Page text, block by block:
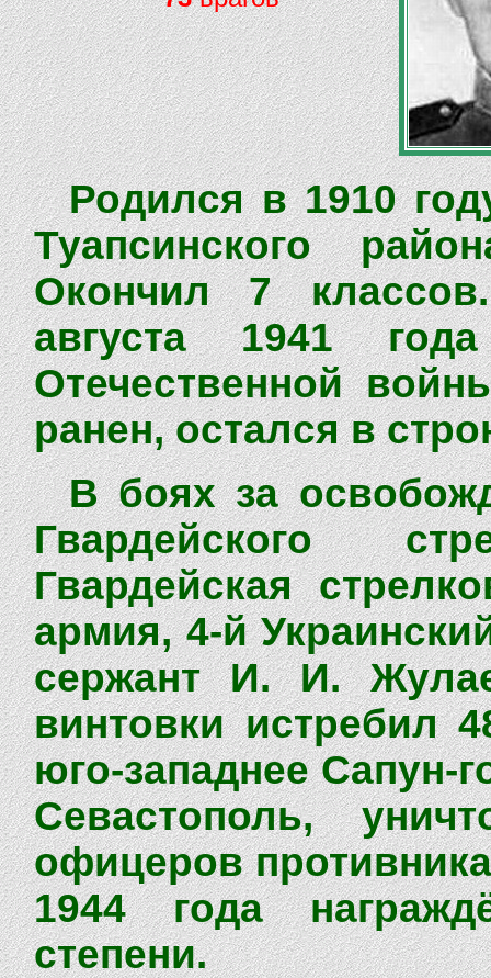
Родился в 1910
Туапсинского
Окончил 7
августа 1941
Отечественной
ранен, остался в
В боях за
Гвардейского
Гвардейская
армия, 4-й
сержант И. И.
винтовки истребил
юго-западнее Сапун-
Севастополь,
офицеров
1944 года
степени.